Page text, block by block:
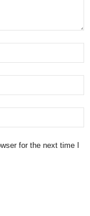
for the next time I